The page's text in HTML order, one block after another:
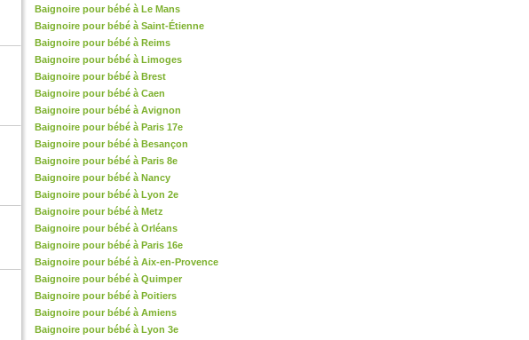
Baignoire pour bébé à Le Mans
Baignoire pour bébé à Saint-Étienne
Baignoire pour bébé à Reims
Baignoire pour bébé à Limoges
Baignoire pour bébé à Brest
Baignoire pour bébé à Caen
Baignoire pour bébé à Avignon
Baignoire pour bébé à Paris 17e
Baignoire pour bébé à Besançon
Baignoire pour bébé à Paris 8e
Baignoire pour bébé à Nancy
Baignoire pour bébé à Lyon 2e
Baignoire pour bébé à Metz
Baignoire pour bébé à Orléans
Baignoire pour bébé à Paris 16e
Baignoire pour bébé à Aix-en-Provence
Baignoire pour bébé à Quimper
Baignoire pour bébé à Poitiers
Baignoire pour bébé à Amiens
Baignoire pour bébé à Lyon 3e